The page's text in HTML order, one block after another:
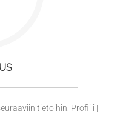
tietoihin: Profiili |